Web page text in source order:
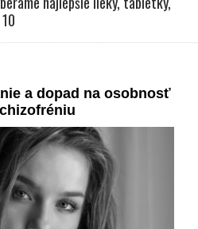
a dopad na osobnosť